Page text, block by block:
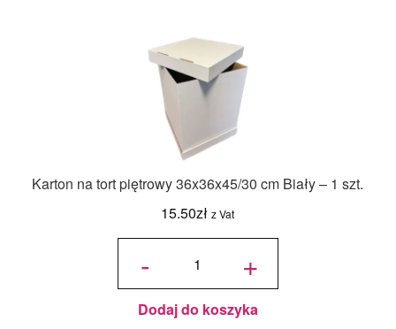
Karton na tort piętrowy 36x36x45/30 cm Biały – 1 szt.
15.50zł z Vat
-
ilość Karton
36x36x45/30
cm Biały - 1
szt. +
Dodaj do koszyka